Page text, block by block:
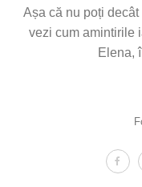
Așa că nu poți
vezi cum amintirile
Elena,